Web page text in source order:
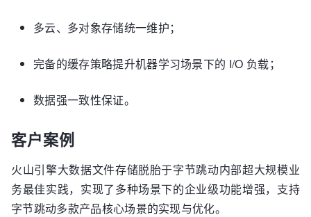
多云、多对象存储统一维护；
完备的缓存策略提升机器学习场景下的 I/O 负载；
数据强一致性保证。
客户案例
火山引擎大数据文件存储脱胎于字节跳动内部超大规模业
务最佳实践，实现了多种场景下的企业级功能增强，支持
字节跳动多款产品核心场景的实现与优化。